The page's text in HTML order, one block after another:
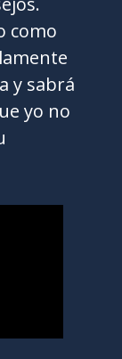
como
y sabrá
yo no